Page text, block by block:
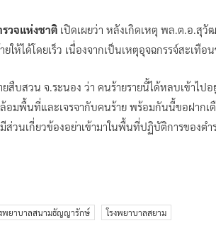
วจแห่งชาติ เปิดเผยว่า หลังเกิดเหตุ พล.ต.อ.สุ
ให้ได้โดยเร็ว เนื่องจากเป็นเหตุอุจฉกรรจ์สะเทือ
สืบสวน จ.ระนอง ว่า คนร้ายรายนี้ได้หลบเข้าไป
อมพื้นที่และเจรจากับคนร้าย พร้อมกันนี้ขอฝาก
ส่วนเกี่ยวข้องอย่าเข้ามาในพื้นที่ปฏิบัติการของตำ
พยาบาลสนามธัญญารักษ์ โรงพยาบาลสยาม